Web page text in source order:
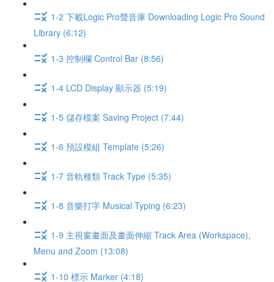
1-2 下載Logic Pro聲音庫 Downloading Logic Pro Sound
Library (6:12)
1-3 控制欄 Control Bar (8:56)
1-4 LCD Display 顯示器 (5:19)
1-5 儲存檔案 Saving Project (7:44)
1-6 預設模組 Template (5:26)
1-7 音軌種類 Track Type (5:35)
1-8 音樂打字 Musical Typing (6:23)
1-9 主視窗畫面及畫面伸縮 Track Area (Workspace),
Menu and Zoom (13:08)
1-10 標示 Marker (4:18)